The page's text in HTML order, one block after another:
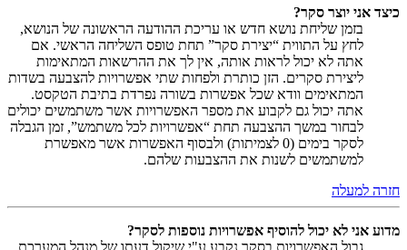
כיצד אני יוצר סקר?
בזמן שליחת נושא חדש או עריכת ההודעה הראשונה של הנושא,
לחץ על התווית “יצירת סקר” תחת טופס השליחה הראשי. אם
אתה לא יכול לראות אותה, אין לך את ההרשאות המתאימות
ליצירת סקרים. הזן כותרת ולפחות שתי אפשרויות להצבעה בשדות
המתאימים וודא שכל אפשרות בשורה נפרדת בתיבת הטקסט.
אתה יכול גם לקבוע את מספר האפשרויות אשר משתמשים יכולים
לבחור במשך ההצבעה תחת “אפשרויות לכל משתמש”, זמן הגבלה
לסקר בימים (0 לצמיתות) ולבסוף האפשרות אשר מאפשרת
למשתמשים לשנות את ההצבעות שלהם.
חזרה למעלה
מדוע אני לא יכול להוסיף אפשרויות נוספות לסקר?